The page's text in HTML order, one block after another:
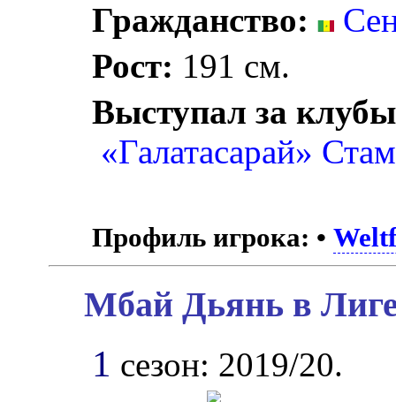
Гражданство:
Рост: 191 см.
Выступал за
«Галатасарай»
Профиль игрока: •
Мбай Дьянь в
1 сезон: 2019/20.